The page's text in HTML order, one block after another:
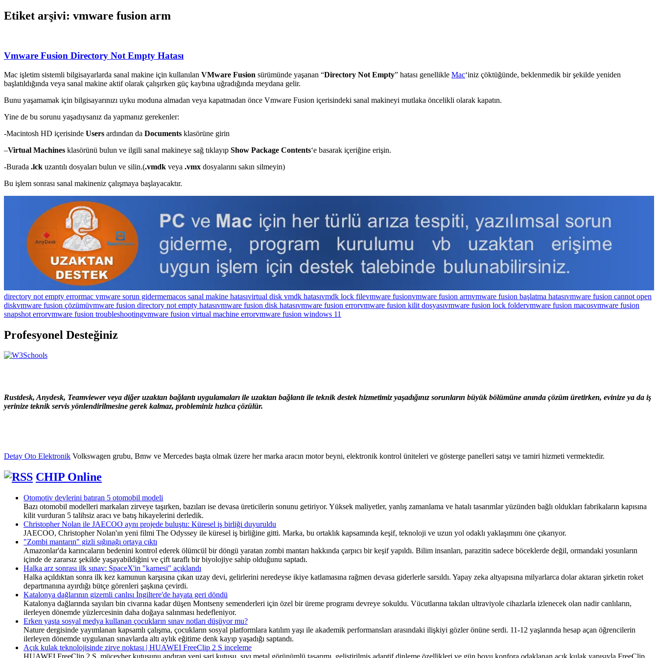
Etiket arşivi: vmware fusion arm
Vmware Fusion Directory Not Empty Hatası
Mac işletim sistemli bilgisayarlarda sanal makine için kullanılan VMware Fusion sürümünde yaşanan “Directory Not Empty” hatası genellikle Mac‘iniz çöktüğünde, beklenmedik bir şekilde yeniden
başlatıldığında veya sanal makine aktif olarak çalışırken güç kaybına uğradığında meydana gelir.
Bunu yaşamamak için bilgisayarınızı uyku moduna almadan veya kapatmadan önce Vmware Fusion içerisindeki sanal makineyi mutlaka öncelikli olarak kapatın.
Yine de bu sorunu yaşadıysanız da yapmanız gerekenler:
-Macintosh HD içerisinde Users ardından da Documents klasörüne girin
–Virtual Machines klasörünü bulun ve ilgili sanal makineye sağ tıklayıp Show Package Contents‘e basarak içeriğine erişin.
-Burada .lck uzantılı dosyaları bulun ve silin.(.vmdk veya .vmx dosyalarını sakın silmeyin)
Bu işlem sonrası sanal makineniz çalışmaya başlayacaktır.
directory not empty errormac vmware sorun gidermemacos sanal makine hatasıvirtual disk vmdk hatasıvmdk lock filevmware fusionvmware fusion armvmware fusion başlatma hatasıvmware fusion cannot open
diskvmware fusion çözümüvmware fusion directory not empty hatasıvmware fusion disk hatasıvmware fusion errorvmware fusion kilit dosyasıvmware fusion lock foldervmware fusion macosvmware fusion
snapshot errorvmware fusion troubleshootingvmware fusion virtual machine errorvmware fusion windows 11
Profesyonel Desteğiniz
Rustdesk, Anydesk, Teamviewer veya diğer uzaktan bağlantı uygulamaları ile uzaktan bağlantı ile teknik destek hizmetimiz yaşadığınız sorunların büyük bölümüne anında çözüm üretirken, evinize ya da iş
yerinize teknik servis yönlendirilmesine gerek kalmaz, probleminiz hızlıca çözülür.
Detay Oto Elektronik Volkswagen grubu, Bmw ve Mercedes başta olmak üzere her marka aracın motor beyni, elektronik kontrol üniteleri ve gösterge panelleri satışı ve tamiri hizmeti vermektedir.
CHIP Online
Otomotiv devlerini batıran 5 otomobil modeli
Bazı otomobil modelleri markaları zirveye taşırken, bazıları ise devasa üreticilerin sonunu getiriyor. Yüksek maliyetler, yanlış zamanlama ve hatalı tasarımlar yüzünden bağlı oldukları fabrikaların kapısına
kilit vurduran 5 talihsiz aracı ve batış hikayelerini derledik.
Christopher Nolan ile JAECOO aynı projede buluştu: Küresel iş birliği duyuruldu
JAECOO, Christopher Nolan'ın yeni filmi The Odyssey ile küresel iş birliğine gitti. Marka, bu ortaklık kapsamında keşif, teknoloji ve uzun yol odaklı yaklaşımını öne çıkarıyor.
"Zombi mantarın" gizli sığınağı ortaya çıktı
Amazonlar'da karıncaların bedenini kontrol ederek ölümcül bir döngü yaratan zombi mantarı hakkında çarpıcı bir keşif yapıldı. Bilim insanları, parazitin sadece böceklerde değil, ormandaki yosunların
içinde de zararsız şekilde yaşayabildiğini ve çift taraflı bir biyolojiye sahip olduğunu saptadı.
Halka arz sonrası ilk sınav: SpaceX'in "karnesi" açıklandı
Halka açıldıktan sonra ilk kez kamunun karşısına çıkan uzay devi, gelirlerini neredeyse ikiye katlamasına rağmen devasa giderlerle sarsıldı. Yapay zeka altyapısına milyarlarca dolar aktaran şirketin roket
departmanına ayırdığı bütçe görenleri şaşkına çevirdi.
Katalonya dağlarının gizemli canlısı İngiltere'de hayata geri döndü
Katalonya dağlarında sayıları bin civarına kadar düşen Montseny semenderleri için özel bir üreme programı devreye sokuldu. Vücutlarına takılan ultraviyole cihazlarla izlenecek olan nadir canlıların,
ilerleyen dönemde yüzlercesinin daha doğaya salınması hedefleniyor.
Erken yaşta sosyal medya kullanan çocukların sınav notları düşüyor mu?
Nature dergisinde yayımlanan kapsamlı çalışma, çocukların sosyal platformlara katılım yaşı ile akademik performansları arasındaki ilişkiyi gözler önüne serdi. 11-12 yaşlarında hesap açan öğrencilerin
ilerleyen dönemde uygulanan sınavlarda altı aylık eğitime denk kayıp yaşadığı saptandı.
Açık kulak teknolojisinde zirve noktası | HUAWEI FreeClip 2 S inceleme